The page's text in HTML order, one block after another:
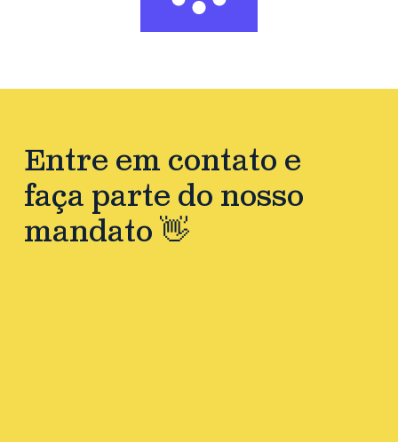
Entre em contato e
faça parte do nosso
mandato 👋